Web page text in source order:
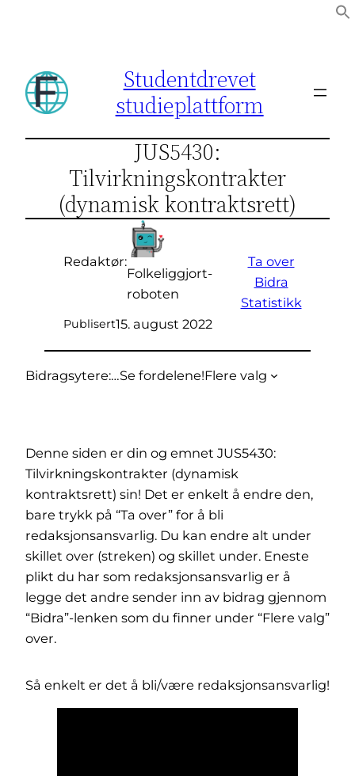
Studentdrevet
studieplattform
JUS5430:
Tilvirkningskontrakter
(dynamisk kontraktsrett)
Redaktør:
Folkeliggjort-
roboten
Publisert15. august 2022
Ta over
Bidra
Statistikk
Bidragsytere:…Se fordelene!Flere valg
Denne siden er din og emnet JUS5430:
Tilvirkningskontrakter (dynamisk
kontraktsrett) sin! Det er enkelt å endre den,
bare trykk på “Ta over” for å bli
redaksjonsansvarlig. Du kan endre alt under
skillet over (streken) og skillet under. Eneste
plikt du har som redaksjonsansvarlig er å
legge det andre sender inn av bidrag gjennom
“Bidra”-lenken som du finner under “Flere valg”
over.
Så enkelt er det å bli/være redaksjonsansvarlig!